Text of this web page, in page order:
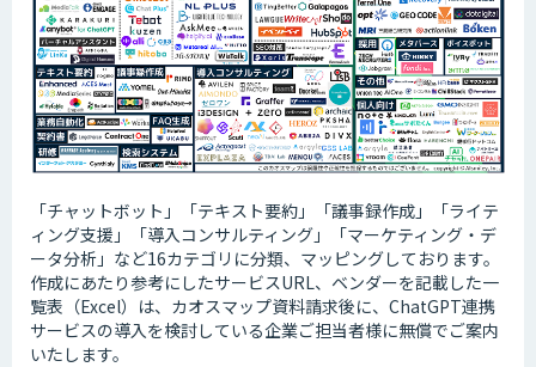
「チャットボット」「テキスト要約」「議事録作成」「ライテ
ィング支援」「導入コンサルティング」「マーケティング・デ
ータ分析」など16カテゴリに分類、マッピングしております。
作成にあたり参考にしたサービスURL、ベンダーを記載した一
覧表（Excel）は、カオスマップ資料請求後に、ChatGPT連携
サービスの導入を検討している企業ご担当者様に無償でご案内
いたします。